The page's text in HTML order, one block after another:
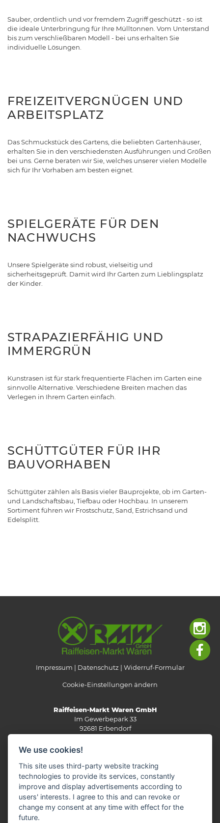
Sauber, ordentlich und vor fremdem Zugriff geschützt - so ist
die ideale Unterbringung für Ihre Mülltonnen. Vom Unterstand
bis zum verschließbaren Modell - bei uns erhalten Sie
individuelle Lösungen.
FREIZEITVERGNÜGEN UND
ARBEITSPLATZ
Das Schmuckstück des Gartens, die beliebten Gartenhäuser,
erhalten Sie in den verschiedensten Ausführungen und Größen
bei uns. Gerne beraten wir Sie, welches unserer vielen Modelle
sich für Ihr Vorhaben am besten eignet.
SPIELGERÄTE FÜR DEN
NACHWUCHS
Unsere Spielgeräte sind robust, vielseitig und
sicherheitsgeprüft. Damit wird Ihr Garten zum Lieblingsplatz
der Kinder.
STRAPAZIERFÄHIG UND
IMMERGRÜN
Kunstrasen ist für stark frequentierte Flächen im Garten eine
sinnvolle Alternative. Verschiedene Breiten machen das
Verlegen in Ihrem Garten einfach.
SCHÜTTGÜTER FÜR IHR
BAUVORHABEN
Schüttgüter zählen als Basis vieler Bauprojekte, ob im Garten-
und Landschaftsbau, Tiefbau oder Hochbau. In unserem
Sortiment führen wir Frostschutz, Sand, Estrichsand und
Edelsplitt.
Impressum Datenschutz Widerruf-Formular
Cookie-Einstellungen ändern
Raiffeisen-Markt Waren GmbH
Im Gewerbepark 33
92681 Erbendorf
Telefon: 0 96 82/92 05-0
Fax: 0 96 82/92 05-13
E-Mail:info(at)rmw-steinwald.de
KONTAKTVERZEICHNIS
We use cookies!
This site uses third-party website tracking
technologies to provide its services, constantly
improve and display advertisements according to
users' interests. I agree to this and can revoke or
change my consent at any time with effect for the
future.